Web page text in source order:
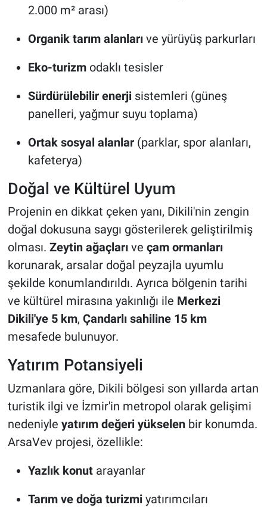
2.000 m² arası)
Organik tarım alanlarıve yürüyüş parkurları
Eko-turizmodaklı tesisler
Sürdürülebilir enerjisistemleri (güneş
panelleri, yağmur suyu toplama)
Ortak sosyal alanlar(parklar, spor alanları,
kafeterya)
Doğal ve Kültürel Uyum
Projenin en dikkat çeken yanı, Dikili'nin zengin
doğal dokusuna saygı gösterilerek geliştirilmiş
olması. Zeytin ağaçlarıve çam ormanları
korunarak, arsalar doğal peyzajla uyumlu
şekilde konumlandırıldı. Ayrıca bölgenin tarihi
ve kültürel mirasına yakınlığı ile Merkezi
Dikili'ye 5 km, Çandarlı sahiline 15 km
mesafede bulunuyor.
Yatırım Potansiyeli
Uzmanlara göre, Dikili bölgesi son yıllarda artan
turistik ilgi ve İzmir'in metropol olarak gelişimi
nedeniyle yatırım değeri yükselenbir konumda.
ArsaVev projesi, özellikle:
Yazlık konutarayanlar
Tarım ve doğa turizmiyatırımcıları